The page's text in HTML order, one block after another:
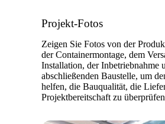
Projekt-Fotos
Zeigen Sie Fotos von der
der Containermontage, dem
Installation, der Inbetriebnahme
abschließenden Baustelle, um
helfen, die Bauqualität, die
Projektbereitschaft zu